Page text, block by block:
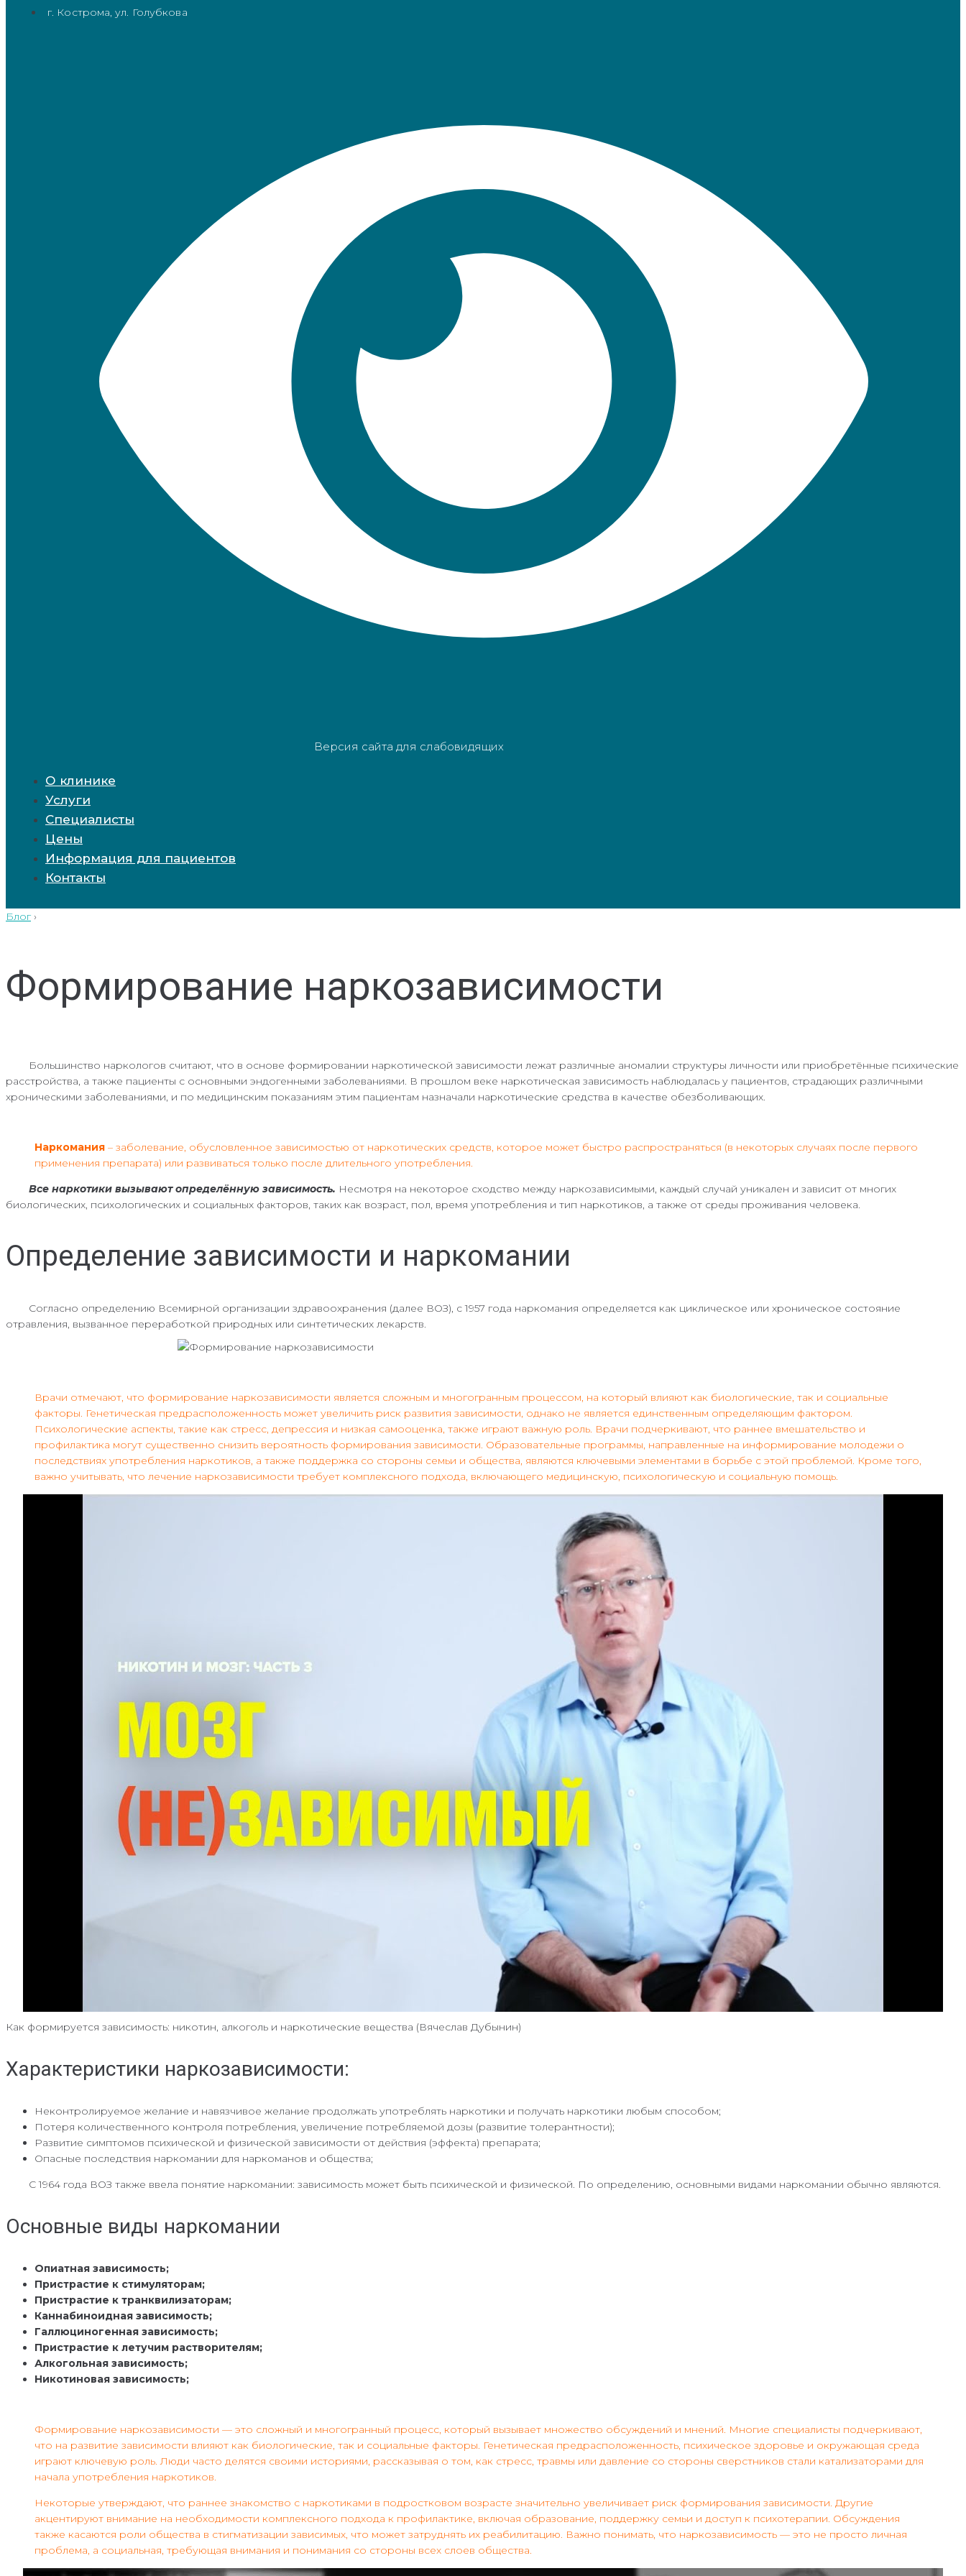
г. Кострома, ул. Голубкова
Версия сайта для слабовидящих
О клинике
Услуги
Специалисты
Цены
Информация для пациентов
Контакты
Блог ›
Формирование наркозависимости
Большинство наркологов считают, что в основе формировании наркотической зависимости лежат различные аномалии структуры личности или приобретённые психические
расстройства, а также пациенты с основными эндогенными заболеваниями. В прошлом веке наркотическая зависимость наблюдалась у пациентов, страдающих различными
хроническими заболеваниями, и по медицинским показаниям этим пациентам назначали наркотические средства в качестве обезболивающих.
Наркомания – заболевание, обусловленное зависимостью от наркотических средств, которое может быстро распространяться (в некоторых случаях после первого
применения препарата) или развиваться только после длительного употребления.
Все наркотики вызывают определённую зависимость. Несмотря на некоторое сходство между наркозависимыми, каждый случай уникален и зависит от многих
биологических, психологических и социальных факторов, таких как возраст, пол, время употребления и тип наркотиков, а также от среды проживания человека.
Определение зависимости и наркомании
Согласно определению Всемирной организации здравоохранения (далее ВОЗ), с 1957 года наркомания определяется как циклическое или хроническое состояние
отравления, вызванное переработкой природных или синтетических лекарств.
Врачи отмечают, что формирование наркозависимости является сложным и многогранным процессом, на который влияют как биологические, так и социальные
факторы. Генетическая предрасположенность может увеличить риск развития зависимости, однако не является единственным определяющим фактором.
Психологические аспекты, такие как стресс, депрессия и низкая самооценка, также играют важную роль. Врачи подчеркивают, что раннее вмешательство и
профилактика могут существенно снизить вероятность формирования зависимости. Образовательные программы, направленные на информирование молодежи о
последствиях употребления наркотиков, а также поддержка со стороны семьи и общества, являются ключевыми элементами в борьбе с этой проблемой. Кроме того,
важно учитывать, что лечение наркозависимости требует комплексного подхода, включающего медицинскую, психологическую и социальную помощь.
Как формируется зависимость: никотин, алкоголь и наркотические вещества (Вячеслав Дубынин)
Характеристики наркозависимости:
Неконтролируемое желание и навязчивое желание продолжать употреблять наркотики и получать наркотики любым способом;
Потеря количественного контроля потребления, увеличение потребляемой дозы (развитие толерантности);
Развитие симптомов психической и физической зависимости от действия (эффекта) препарата;
Опасные последствия наркомании для наркоманов и общества;
С 1964 года ВОЗ также ввела понятие наркомании: зависимость может быть психической и физической. По определению, основными видами наркомании обычно являются.
Основные виды наркомании
Опиатная зависимость;
Пристрастие к стимуляторам;
Пристрастие к транквилизаторам;
Каннабиноидная зависимость;
Галлюциногенная зависимость;
Пристрастие к летучим растворителям;
Алкогольная зависимость;
Никотиновая зависимость;
Формирование наркозависимости — это сложный и многогранный процесс, который вызывает множество обсуждений и мнений. Многие специалисты подчеркивают,
что на развитие зависимости влияют как биологические, так и социальные факторы. Генетическая предрасположенность, психическое здоровье и окружающая среда
играют ключевую роль. Люди часто делятся своими историями, рассказывая о том, как стресс, травмы или давление со стороны сверстников стали катализаторами для
начала употребления наркотиков.
Некоторые утверждают, что раннее знакомство с наркотиками в подростковом возрасте значительно увеличивает риск формирования зависимости. Другие
акцентируют внимание на необходимости комплексного подхода к профилактике, включая образование, поддержку семьи и доступ к психотерапии. Обсуждения
также касаются роли общества в стигматизации зависимых, что может затруднять их реабилитацию. Важно понимать, что наркозависимость — это не просто личная
проблема, а социальная, требующая внимания и понимания со стороны всех слоев общества.